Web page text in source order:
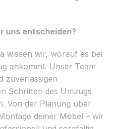
uns entscheiden?
wissen wir, worauf es bei
ankommt. Unser Team
zuverlässigen
Schritten des Umzugs
Von der Planung über
deiner Möbel – wir